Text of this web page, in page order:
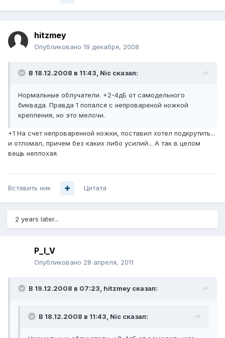
hitzmey
Опубликовано 19 декабря, 2008
В 18.12.2008 в 11:43, Nic сказал:
Нормальные облучатели. +2-4дБ от самодельного
биквада. Правда 1 попался с непровареной ножкой
крепления, но это мелочи.
+1 На счет непроваренной ножки, поставил хотел подкрутить...
и отломал, причем без каких либо усилий... А так в целом
вещь неплохая.
Вставить ник Цитата
2 years later...
P_I_V
Опубликовано 28 апреля, 2011
В 19.12.2008 в 07:23, hitzmey сказал:
В 18.12.2008 в 11:43, Nic сказал: